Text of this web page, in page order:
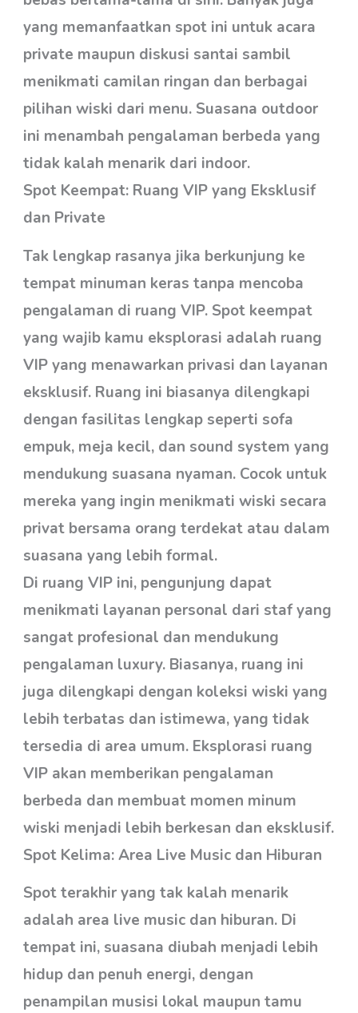
yang memanfaatkan spot ini untuk acara
private maupun diskusi santai sambil
menikmati camilan ringan dan berbagai
pilihan wiski dari menu. Suasana outdoor
ini menambah pengalaman berbeda yang
tidak kalah menarik dari indoor.
Spot Keempat: Ruang VIP yang Eksklusif
dan Private
Tak lengkap rasanya jika berkunjung ke
tempat minuman keras tanpa mencoba
pengalaman di ruang VIP. Spot keempat
yang wajib kamu eksplorasi adalah ruang
VIP yang menawarkan privasi dan layanan
eksklusif. Ruang ini biasanya dilengkapi
dengan fasilitas lengkap seperti sofa
empuk, meja kecil, dan sound system yang
mendukung suasana nyaman. Cocok untuk
mereka yang ingin menikmati wiski secara
privat bersama orang terdekat atau dalam
suasana yang lebih formal.
Di ruang VIP ini, pengunjung dapat
menikmati layanan personal dari staf yang
sangat profesional dan mendukung
pengalaman luxury. Biasanya, ruang ini
juga dilengkapi dengan koleksi wiski yang
lebih terbatas dan istimewa, yang tidak
tersedia di area umum. Eksplorasi ruang
VIP akan memberikan pengalaman
berbeda dan membuat momen minum
wiski menjadi lebih berkesan dan eksklusif.
Spot Kelima: Area Live Music dan Hiburan
Spot terakhir yang tak kalah menarik
adalah area live music dan hiburan. Di
tempat ini, suasana diubah menjadi lebih
hidup dan penuh energi, dengan
penampilan musisi lokal maupun tamu